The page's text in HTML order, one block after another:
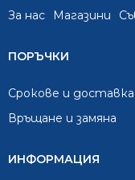
За нас Mагазини
ПОРЪЧКИ
Срокове и доставка
Връщане и замяна
ИНФОРМАЦИЯ